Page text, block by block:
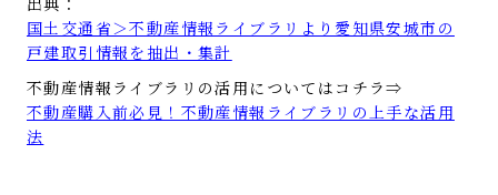
国土交通省＞不動産情報ライブラリより愛知県安城市の
戸建取引情報を抽出・集計
不動産情報ライブラリの活用についてはコチラ⇒
不動産購入前必見！不動産情報ライブラリの上手な活用
法